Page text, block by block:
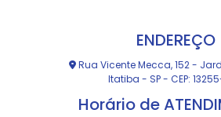
ENDEREÇO
Rua Vicente Mecca, 152 -
Itatiba - SP - CEP:
Horário de